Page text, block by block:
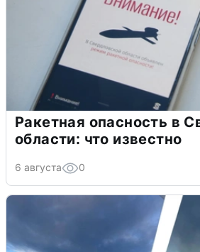
Ракетная опасность в
области: что известно
6 августа 0